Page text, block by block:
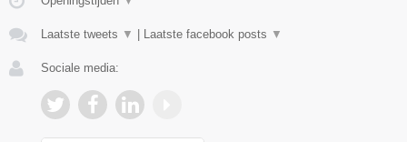
Laatste tweets ▼ Laatste facebook posts ▼
Sociale media: